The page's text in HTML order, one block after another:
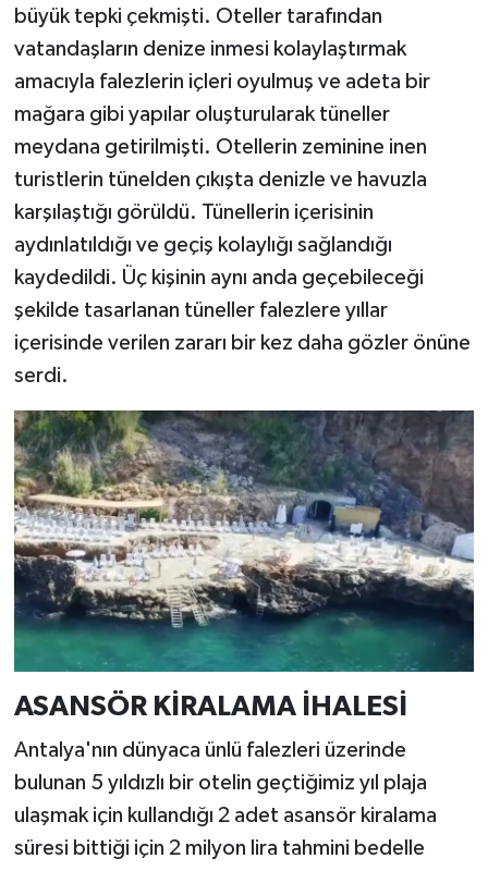
büyük tepki çekmişti. Oteller tarafından
vatandaşların denize inmesi kolaylaştırmak
amacıyla falezlerin içleri oyulmuş ve adeta bir
mağara gibi yapılar oluşturularak tüneller
meydana getirilmişti. Otellerin zeminine inen
turistlerin tünelden çıkışta denizle ve havuzla
karşılaştığı görüldü. Tünellerin içerisinin
aydınlatıldığı ve geçiş kolaylığı sağlandığı
kaydedildi. Üç kişinin aynı anda geçebileceği
şekilde tasarlanan tüneller falezlere yıllar
içerisinde verilen zararı bir kez daha gözler önüne
serdi.
ASANSÖR KİRALAMA İHALESİ
Antalya'nın dünyaca ünlü falezleri üzerinde
bulunan 5 yıldızlı bir otelin geçtiğimiz yıl plaja
ulaşmak için kullandığı 2 adet asansör kiralama
süresi bittiği için 2 milyon lira tahmini bedelle